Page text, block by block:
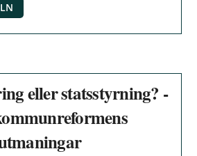
eller statsstyrning? -